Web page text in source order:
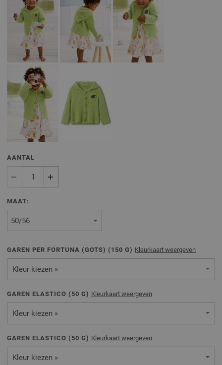
AANTAL
MAAT:
GAREN PER FORTUNA (GOTS) ( 150 G) Kleurkaart weergeven
Kleur kiezen »
GAREN ELASTICO ( 50 G) Kleurkaart weergeven
Kleur kiezen »
GAREN ELASTICO ( 50 G) Kleurkaart weergeven
Kleur kiezen »